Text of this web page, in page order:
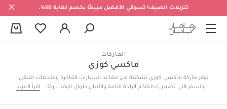
تنزيلات الصيف! تسوقي الأفضل مبيعًا بخصم لغاية 50%.
الماركات
ماكسي كوزي
توفر ماركة ماكسي كوزي تشكيلة من مقاعد السيارات الفاخرة وملحقات التنقل
والسفر التي تضمن لطفلكم الراحة التامة والأمان طوال الوقت، وتتنوع مقاعد
حديثي الولادة لغاية 4 سنوات، وجميعها مصنوعة من أجود الخامات.
اقرأ المزيد